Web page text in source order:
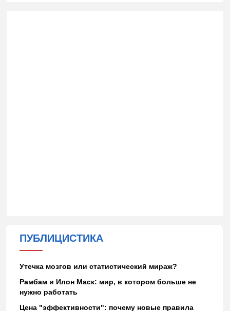
ПУБЛИЦИСТИКА
Утечка мозгов или статистический мираж?
Рамбам и Илон Маск: мир, в котором больше не
нужно работать
Цена "эффективности": почему новые правила